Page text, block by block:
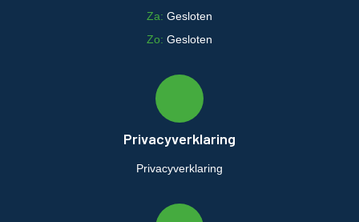
Za: Gesloten
Zo: Gesloten
Privacyverklaring
Privacyverklaring